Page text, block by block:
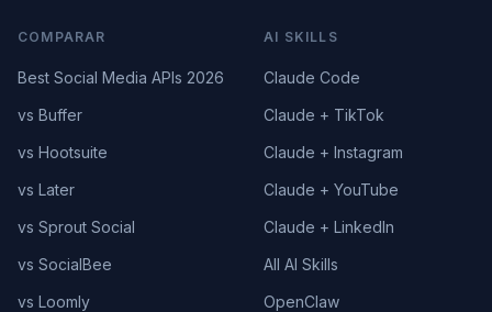
COMPARAR
Best Social Media APIs 2026
vs Buffer
vs Hootsuite
vs Later
vs Sprout Social
vs SocialBee
vs Loomly
AI SKILLS
Claude Code
Claude + TikTok
Claude + Instagram
Claude + YouTube
Claude + LinkedIn
All AI Skills
OpenClaw